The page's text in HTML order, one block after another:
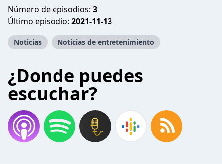
Número de episodios: 3
Último episodio: 2021-11-13
Noticias Noticias de entretenimiento
¿Donde puedes
escuchar?